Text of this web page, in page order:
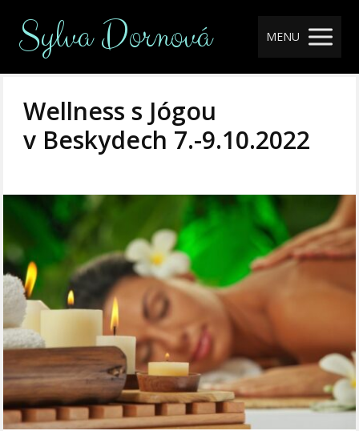
Sylva Dornová MENU
Wellness s Jógou
v Beskydech 7.-9.10.2022